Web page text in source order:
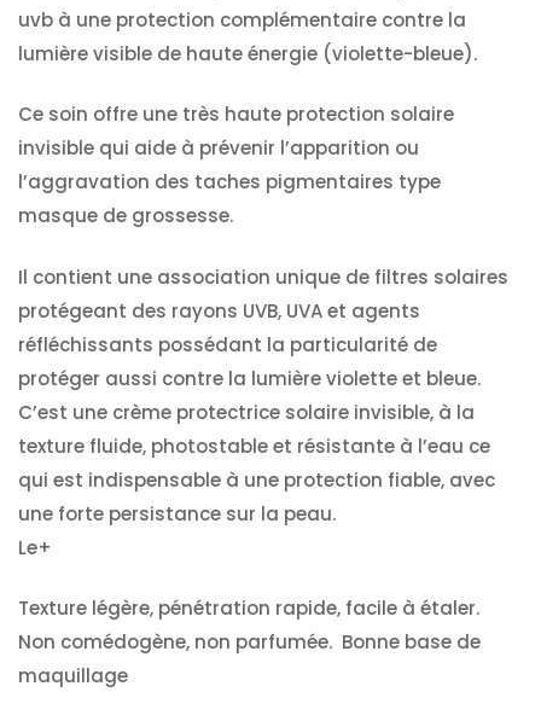
uvb à une protection complémentaire contre la
lumière visible de haute énergie (violette-bleue).
Ce soin offre une très haute protection solaire
invisible qui aide à prévenir l’apparition ou
l’aggravation des taches pigmentaires type
masque de grossesse.
Il contient une association unique de filtres solaires
protégeant des rayons UVB, UVA et agents
réfléchissants possédant la particularité de
protéger aussi contre la lumière violette et bleue.
C’est une crème protectrice solaire invisible, à la
texture fluide, photostable et résistante à l’eau ce
qui est indispensable à une protection fiable, avec
une forte persistance sur la peau.
Le+
Texture légère, pénétration rapide, facile à étaler.
Non comédogène, non parfumée. Bonne base de
maquillage